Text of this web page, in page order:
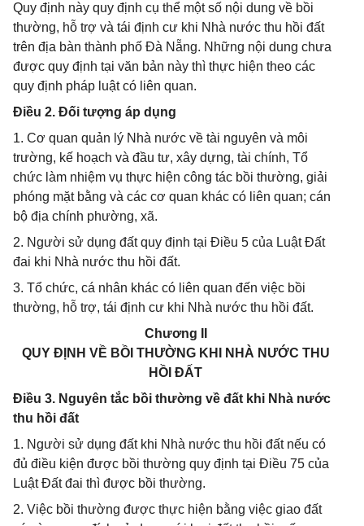
Quy định này quy định cụ thể một số nội dung về bồi
thường, hỗ trợ và tái định cư khi Nhà nước thu hồi đất
trên địa bàn thành phố Đà Nẵng. Những nội dung chưa
được quy định tại văn bản này thì thực hiện theo các
quy định pháp luật có liên quan.
Điều 2. Đối tượng áp dụng
1. Cơ quan quản lý Nhà nước về tài nguyên và môi
trường, kế hoạch và đầu tư, xây dựng, tài chính, Tổ
chức làm nhiệm vụ thực hiện công tác bồi thường, giải
phóng mặt bằng và các cơ quan khác có liên quan; cán
bộ địa chính phường, xã.
2. Người sử dụng đất quy định tại Điều 5 của Luật Đất
đai khi Nhà nước thu hồi đất.
3. Tổ chức, cá nhân khác có liên quan đến việc bồi
thường, hỗ trợ, tái định cư khi Nhà nước thu hồi đất.
Chương II
QUY ĐỊNH VỀ BỒI THƯỜNG KHI NHÀ NƯỚC THU
HỒI ĐẤT
Điều 3. Nguyên tắc bồi thường về đất khi Nhà nước
thu hồi đất
1. Người sử dụng đất khi Nhà nước thu hồi đất nếu có
đủ điều kiện được bồi thường quy định tại Điều 75 của
Luật Đất đai thì được bồi thường.
2. Việc bồi thường được thực hiện bằng việc giao đất